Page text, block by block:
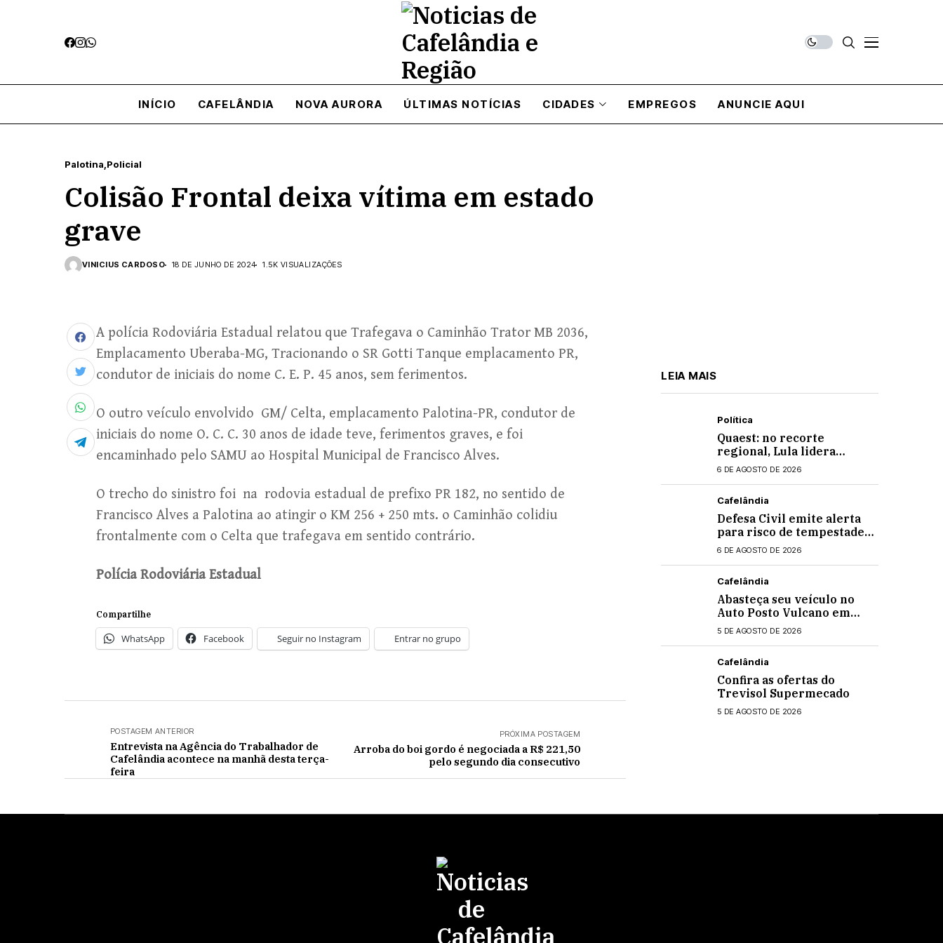
INÍCIO CAFELÂNDIA NOVA AURORA ÚLTIMAS NOTÍCIAS CIDADES EMPREGOS ANUNCIE AQUI
Palotina Policial
Colisão Frontal deixa vítima em estado
grave
VINICIUS CARDOSO 18 DE JUNHO DE 2024 1.5K VISUALIZAÇÕES
A polícia Rodoviária Estadual relatou que Trafegava o Caminhão Trator MB 2036,
Emplacamento Uberaba-MG, Tracionando o SR Gotti Tanque emplacamento PR,
condutor de iniciais do nome C. E. P. 45 anos, sem ferimentos.
O outro veículo envolvido GM/ Celta, emplacamento Palotina-PR, condutor de
iniciais do nome O. C. C. 30 anos de idade teve, ferimentos graves, e foi
encaminhado pelo SAMU ao Hospital Municipal de Francisco Alves.
O trecho do sinistro foi na rodovia estadual de prefixo PR 182, no sentido de
Francisco Alves a Palotina ao atingir o KM 256 + 250 mts. o Caminhão colidiu
frontalmente com o Celta que trafegava em sentido contrário.
Polícia Rodoviária Estadual
Compartilhe
WhatsApp Facebook Seguir no Instagram Entrar no grupo
POSTAGEM ANTERIOR
Entrevista na Agência do Trabalhador de
Cafelândia acontece na manhã desta terça-
feira
PRÓXIMA POSTAGEM
Arroba do boi gordo é negociada a R$ 221,50
pelo segundo dia consecutivo
LEIA MAIS
Política
Quaest: no recorte
regional, Lula lidera
apenas entre eleitores do
Bolsonaro
6 DE AGOSTO DE 2026
Cafelândia
Defesa Civil emite alerta
para risco de tempestades
intensas no Paraná
6 DE AGOSTO DE 2026
Cafelândia
Abasteça seu veículo no
Auto Posto Vulcano em
Cafelândia
5 DE AGOSTO DE 2026
Cafelândia
Confira as ofertas do
Trevisol Supermecado
5 DE AGOSTO DE 2026